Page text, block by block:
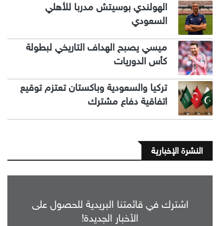
الهولندي بوسيتش مدربا للأهلي
السعودي
ميسي يصبح الهداف التاريخي لبطولة
كأس الدوريات
تركيا والسعودية وباكستان تعتزم توقيع
اتفاقية دفاع مشترك
النشرة الإخبارية
اشترك في قائمتنا البريدية للحصول على
الأخبار الجديدة!